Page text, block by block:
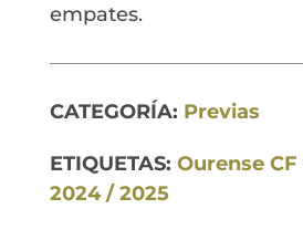
empates.
CATEGORÍA: Previas
ETIQUETAS: Ourense CF
2024 / 2025